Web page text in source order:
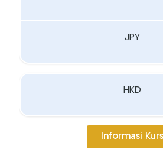
JPY
HKD
Informasi Kurs